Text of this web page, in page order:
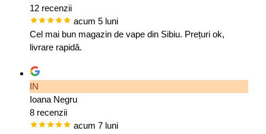
12 recenzii
acum 5 luni
Cel mai bun magazin de vape din Sibiu. Prețuri ok,
livrare rapidă.
IN
Ioana Negru
8 recenzii
acum 7 luni